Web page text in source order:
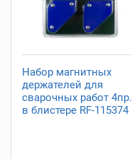
Набор магнитных
держателей для
сварочных работ 4пр.
в блистере RF-115374